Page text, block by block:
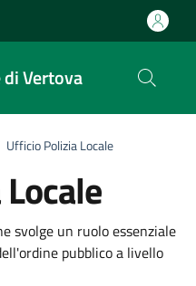
Vertova
Ufficio Polizia Locale
svolge un ruolo essenziale
pubblico a livello